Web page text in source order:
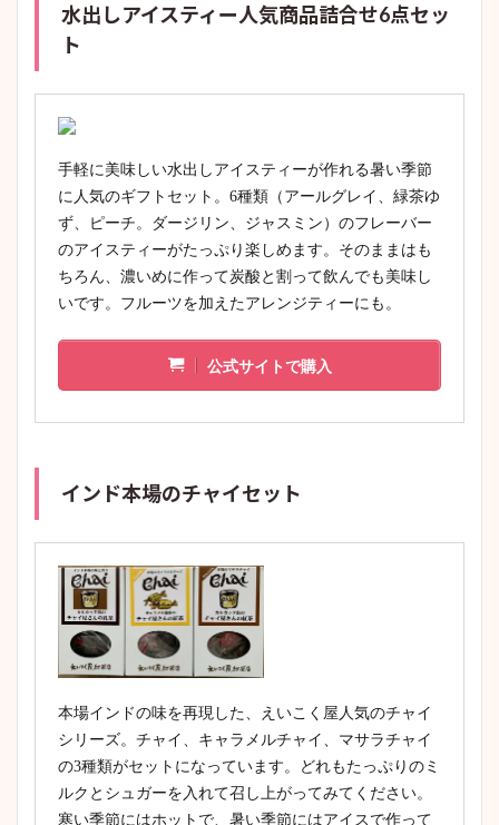
水出しアイスティー人気商品詰合せ6点セッ
ト
手軽に美味しい水出しアイスティーが作れる暑い季節
に人気のギフトセット。6種類（アールグレイ、緑茶ゆ
ず、ピーチ。ダージリン、ジャスミン）のフレーバー
のアイスティーがたっぷり楽しめます。そのままはも
ちろん、濃いめに作って炭酸と割って飲んでも美味し
いです。フルーツを加えたアレンジティーにも。
公式サイトで購入
インド本場のチャイセット
本場インドの味を再現した、えいこく屋人気のチャイ
シリーズ。チャイ、キャラメルチャイ、マサラチャイ
の3種類がセットになっています。どれもたっぷりのミ
ルクとシュガーを入れて召し上がってみてください。
寒い季節にはホットで、暑い季節にはアイスで作って